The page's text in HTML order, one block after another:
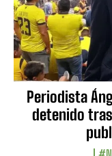
Periodista
detenido